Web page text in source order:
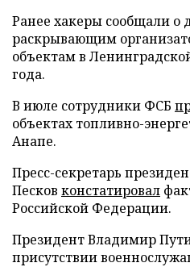
Ранее хакеры сообщали о
раскрывающим
объектам в
года.
В июле сотрудники ФСБ
объектах топливно-
Анапе.
Пресс-секретарь
Песков констатировал
Российской Федерации.
Президент Владимир
присутствии